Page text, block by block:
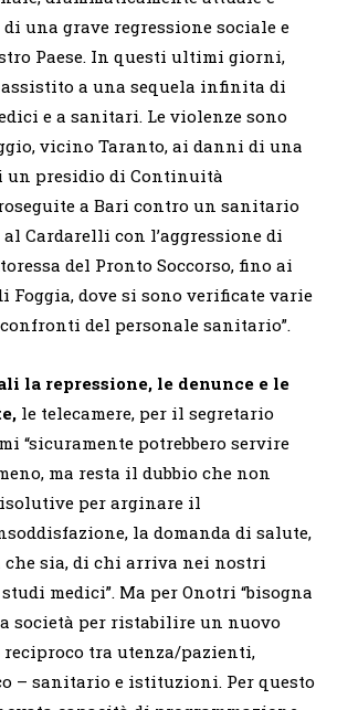
una grave regressione sociale e
Paese. In questi ultimi giorni,
a una sequela infinita di
e a sanitari. Le violenze sono
vicino Taranto, ai danni di una
un presidio di Continuità
a Bari contro un sanitario
al Cardarelli con l’aggressione di
del Pronto Soccorso, fino ai
Foggia, dove si sono verificate varie
del personale sanitario”.
la repressione, le denunce e le
le telecamere, per il segretario
“sicuramente potrebbero servire
ma resta il dubbio che non
per arginare il
la domanda di salute,
che sia, di chi arriva nei nostri
medici”. Ma per Onotri “bisogna
società per ristabilire un nuovo
tra utenza/pazienti,
– sanitario e istituzioni. Per questo